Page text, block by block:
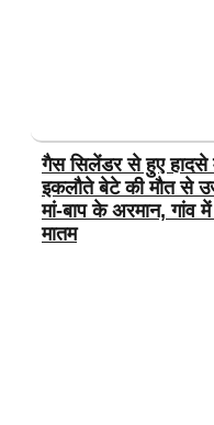
गैस सिलेंडर से हुए हादसे
इकलौते बेटे की मौत से
मां-बाप के अरमान, गांव
मातम